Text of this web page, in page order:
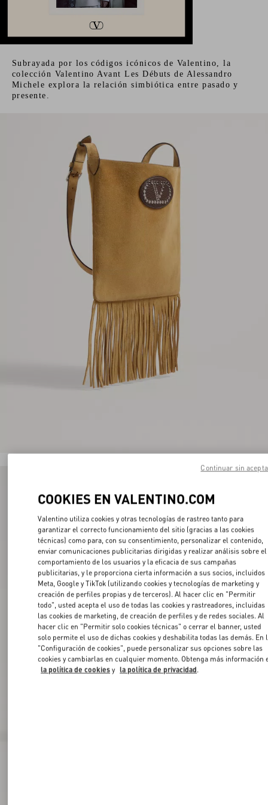
Subrayada por los códigos icónicos de Valentino, la
colección Valentino Avant Les Débuts de Alessandro
Michele explora la relación simbiótica entre pasado y
presente.
COOKIES EN VALENTINO.COM
Valentino utiliza cookies y otras tecnologías de rastreo tanto para
garantizar el correcto funcionamiento del sitio (gracias a las cookies
técnicas) como para, con su consentimiento, personalizar el contenido,
enviar comunicaciones publicitarias dirigidas y realizar análisis sobre el
comportamiento de los usuarios y la eficacia de sus campañas
publicitarias, y le proporciona cierta información a sus socios, incluidos
Meta, Google y TikTok (utilizando cookies y tecnologías de marketing y
creación de perfiles propias y de terceros). Al hacer clic en "Permitir
todo", usted acepta el uso de todas las cookies y rastreadores, incluidas
las cookies de marketing, de creación de perfiles y de redes sociales. Al
hacer clic en "Permitir solo cookies técnicas" o cerrar el banner, usted
solo permite el uso de dichas cookies y deshabilita todas las demás. En
"Configuración de cookies", puede personalizar sus opciones sobre las
cookies y cambiarlas en cualquier momento. Obtenga más información
la política de cookies y la política de privacidad.
Continuar sin